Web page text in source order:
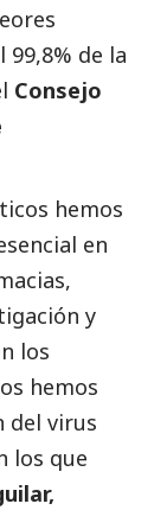
de la
Consejo
hemos
en
y
los
hemos
del virus
los que